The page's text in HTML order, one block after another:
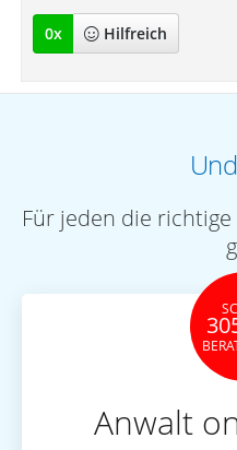
0x Hilfreich
Für jeden die
Anwalt